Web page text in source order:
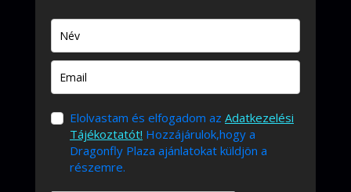
Elolvastam és elfogadom az Adatkezelési
Tájékoztatót! Hozzájárulok,hogy a
Dragonfly Plaza ajánlatokat küldjön a
részemre.